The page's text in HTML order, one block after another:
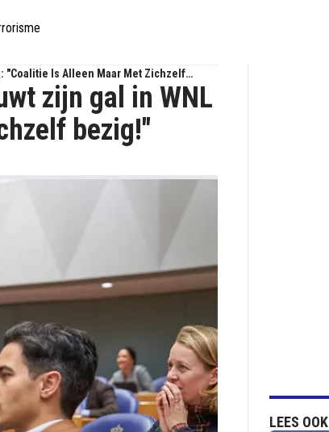
"Coalitie Is Alleen Maar Met Zichzelf
zijn gal in WNL
bezig!"
LEES OOK